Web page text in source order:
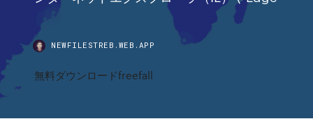
NEWFILESTREB.WEB.APP
無料ダウンロードfreefall